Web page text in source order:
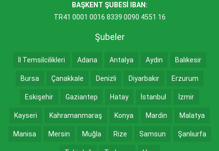
BAŞKENT ŞUBESİ IBAN:
TR41 0001 0016 8339 0090 4551 16
Şubeler
İl Temsilcilikleri Adana Antalya Aydın Balıkesir
Bursa Çanakkale Denizli Diyarbakır Erzurum
Eskişehir Gaziantep Hatay İstanbul İzmir
Kayseri Kahramanmaraş Konya Mardin Malatya
Manisa Mersin Muğla Rize Samsun Şanlıurfa